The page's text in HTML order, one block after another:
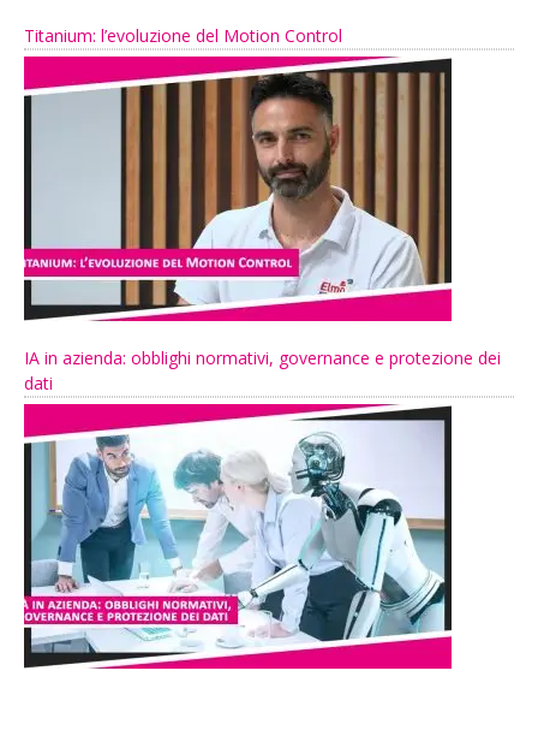
Titanium: l’evoluzione del Motion Control
IA in azienda: obblighi normativi, governance e protezione dei
dati